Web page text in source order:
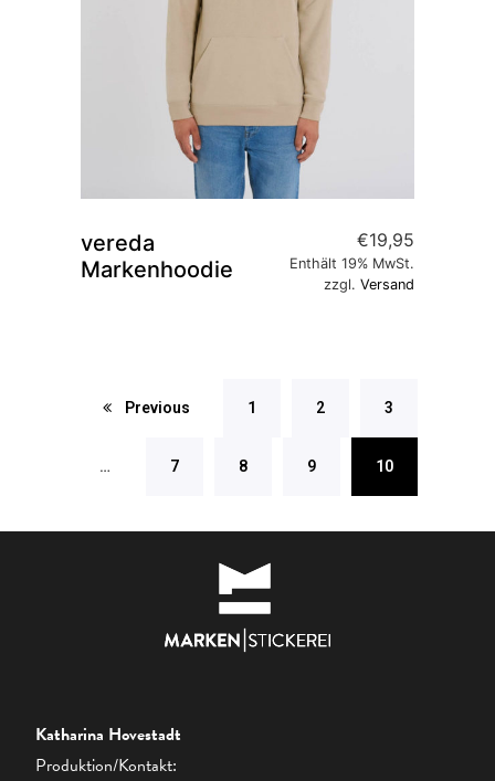
vereda
Markenhoodie
€19,95
Enthält 19% MwSt.
zzgl.Versand
Previous 1 2 3
… 7 8 9 10
Katharina Hovestadt
Produktion/Kontakt: